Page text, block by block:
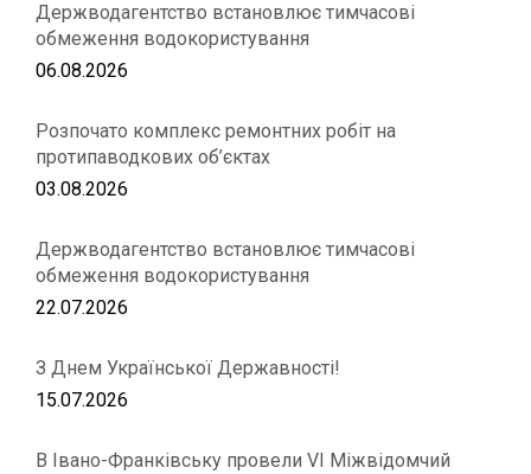
Держводагентство встановлює тимчасові
обмеження водокористування
06.08.2026
Розпочато комплекс ремонтних робіт на
протипаводкових об’єктах
03.08.2026
Держводагентство встановлює тимчасові
обмеження водокористування
22.07.2026
З Днем Української Державності!
15.07.2026
В Івано-Франківську провели VІ Міжвідомчий